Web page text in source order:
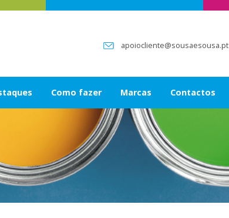
apoiocliente@sousaesousa.pt
Como fazer Marcas Contactos